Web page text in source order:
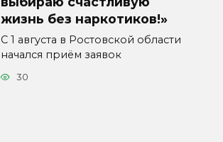
жизнь без наркотиков!»
С 1 августа в Ростовской области
начался приём заявок
30